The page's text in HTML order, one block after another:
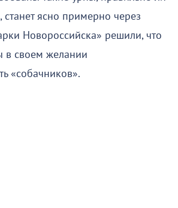
станет ясно примерно через
Новороссийска» решили, что
в своем желании
«собачников».